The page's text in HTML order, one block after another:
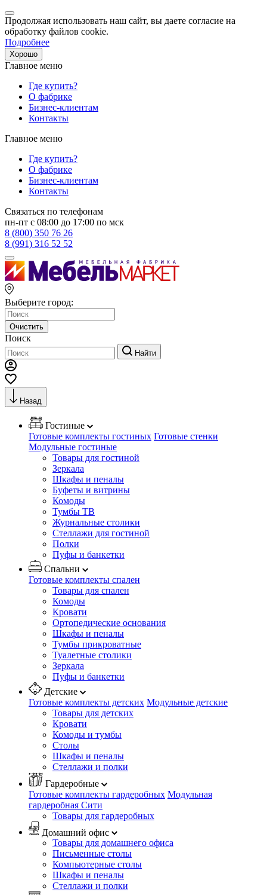
Продолжая использовать наш сайт, вы даете согласие на
обработку файлов cookie.
Подробнее
Хорошо
Главное меню
Где купить?
О фабрике
Бизнес-клиентам
Контакты
Главное меню
Где купить?
О фабрике
Бизнес-клиентам
Контакты
Связаться по телефонам
пн-пт с 08:00 до 17:00 по мск
8 (800) 350 76 26
8 (991) 316 52 52
Выберите город:
Очистить
Поиск
Найти
Назад
Гостиные
Готовые комплекты гостиных Готовые стенки
Модульные гостиные
Товары для гостиной
Зеркала
Шкафы и пеналы
Буфеты и витрины
Комоды
Тумбы ТВ
Журнальные столики
Стеллажи для гостиной
Полки
Пуфы и банкетки
Спальни
Готовые комплекты спален
Товары для спален
Комоды
Кровати
Ортопедические основания
Шкафы и пеналы
Тумбы прикроватные
Туалетные столики
Зеркала
Пуфы и банкетки
Детские
Готовые комплекты детских Модульные детские
Товары для детских
Кровати
Комоды и тумбы
Столы
Шкафы и пеналы
Стеллажи и полки
Гардеробные
Готовые комплекты гардеробных Модульная
гардеробная Сити
Товары для гардеробных
Домашний офис
Товары для домашнего офиса
Письменные столы
Компьютерные столы
Шкафы и пеналы
Стеллажи и полки